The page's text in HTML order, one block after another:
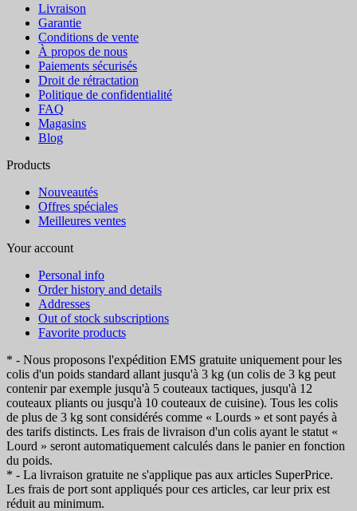
Livraison
Garantie
Conditions de vente
À propos de nous
Paiements sécurisés
Droit de rétractation
Politique de confidentialité
FAQ
Magasins
Blog
Products
Nouveautés
Offres spéciales
Meilleures ventes
Your account
Personal info
Order history and details
Addresses
Out of stock subscriptions
Favorite products
* - Nous proposons l'expédition EMS gratuite uniquement pour les
colis d'un poids standard allant jusqu'à 3 kg (un colis de 3 kg peut
contenir par exemple jusqu'à 5 couteaux tactiques, jusqu'à 12
couteaux pliants ou jusqu'à 10 couteaux de cuisine). Tous les colis
de plus de 3 kg sont considérés comme « Lourds » et sont payés à
des tarifs distincts. Les frais de livraison d'un colis ayant le statut «
Lourd » seront automatiquement calculés dans le panier en fonction
du poids.
* - La livraison gratuite ne s'applique pas aux articles SuperPrice.
Les frais de port sont appliqués pour ces articles, car leur prix est
réduit au minimum.